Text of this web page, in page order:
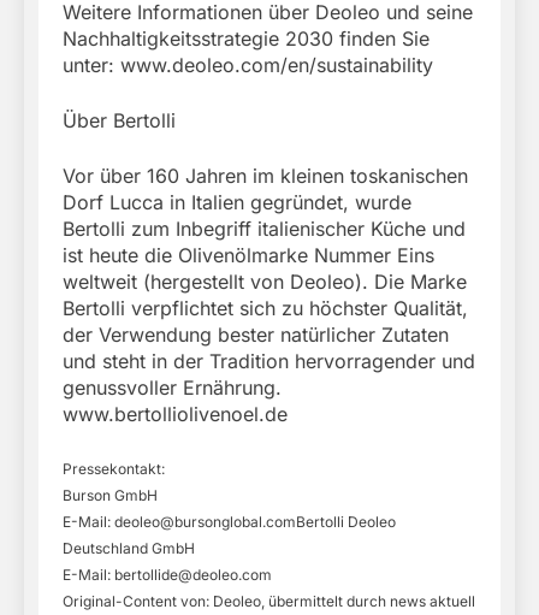
Weitere Informationen über Deoleo und seine
Nachhaltigkeitsstrategie 2030 finden Sie
unter: www.deoleo.com/en/sustainability
Über Bertolli
Vor über 160 Jahren im kleinen toskanischen
Dorf Lucca in Italien gegründet, wurde
Bertolli zum Inbegriff italienischer Küche und
ist heute die Olivenölmarke Nummer Eins
weltweit (hergestellt von Deoleo). Die Marke
Bertolli verpflichtet sich zu höchster Qualität,
der Verwendung bester natürlicher Zutaten
und steht in der Tradition hervorragender und
genussvoller Ernährung.
www.bertolliolivenoel.de
Pressekontakt:
Burson GmbH
E-Mail: deoleo@bursonglobal.comBertolli Deoleo
Deutschland GmbH
E-Mail: bertollide@deoleo.com
Original-Content von: Deoleo, übermittelt durch news aktuell